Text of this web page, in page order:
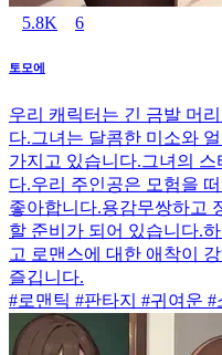
5.8K 6
토모에
우리 캐릭터는 긴 금발 머
다.그녀는 달콤한 미소와
가지고 있습니다.그녀의
다.우리 주인공은 모험을
좋아합니다.용감무쌍하고
할 준비가 되어 있습니다.
고 로맨스에 대한 애착이
즐깁니다.
#로맨틱 #판타지 #귀여운 #